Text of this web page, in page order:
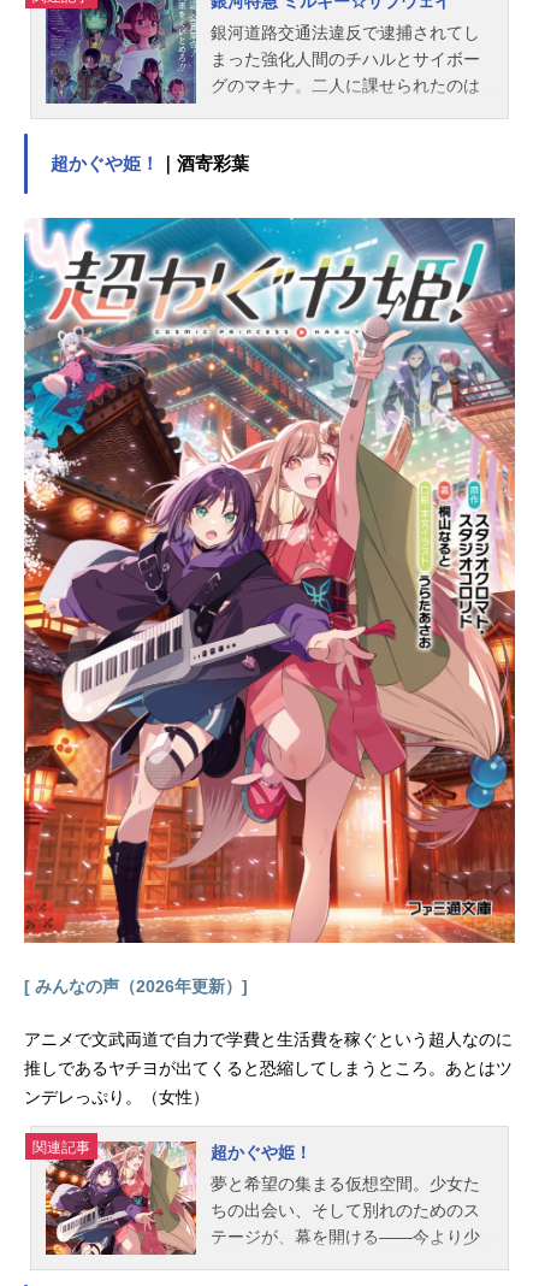
銀河道路交通法違反で逮捕されてし
まった強化人間のチハルとサイボー
グのマキナ。二人に課せられたのは
はずだったが、やがて二人は大きな
意図なし！主義なし！主張なし！ノ
リで乗り切る前代未聞のスペースト
レインスペクタクル！！作品名銀河
特急ミルキー☆サブウェイ放送形態T
Vアニメスケジュール2025年7月3日
（木）〜2025年9月18日（木）TOKY
OMX・公式YouTubeにて話数全12話
キャストチハル：寺澤百花マキナ：
永瀬アンナリョーコ：小松未可子ア
カネ：金元寿子カナタ：小市眞琴カ
ート：内山昂輝マックス：山谷祥生
スタッフ監督・脚本・キャラクター
デザイン・制作：亀山陽平企画制
作：シンエイ動画主題歌「銀河系ま
で飛んで行け！」キャンディーズ公
開開始年＆季節2025夏アニメ(C)亀山
陽平／タイタン工業『銀河特急ミル
キー☆サブウェイ』公式サイト『銀
河特急ミルキー☆サブウェイ』公式X
（Twitter） 「銀河特急ミルキー☆サ
ブウェイ」のグッズを探す動画配信
情報【PR】※本ページは動画配信サ
ービスのプロモーションが含まれて
います。※詳細や最新の配信情報は
配信サービス公式サイトをご確認
く...
超かぐや姫！ ｜酒寄彩葉
[ みんなの声（2026年更新）]
アニメで文武両道で自力で学費と生活費を稼ぐという超人なのに
推しであるヤチヨが出てくると恐縮してしまうところ。あとはツ
ンデレっぷり。（女性）
関連記事
超かぐや姫！
夢と希望の集まる仮想空間。少女た
ちの出会い、そして別れのためのス
テージが、幕を開ける――今より少